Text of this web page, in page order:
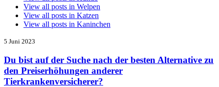
View all posts in Welpen
View all posts in Katzen
View all posts in Kaninchen
5 Juni 2023
Du bist auf der Suche nach der besten Alternative zu
den Preiserhöhungen anderer
Tierkrankenversicherer?